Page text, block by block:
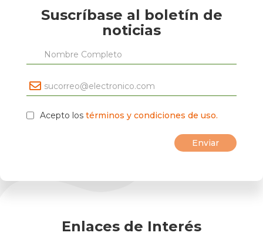
Suscríbase al boletín de
noticias
Acepto los términos y condiciones de uso.
Enlaces de Interés